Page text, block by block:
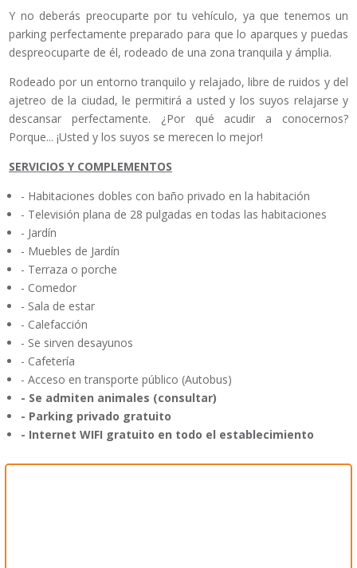
Y no deberás preocuparte por tu vehículo, ya que tenemos un
parking perfectamente preparado para que lo aparques y puedas
despreocuparte de él, rodeado de una zona tranquila y ámplia.
Rodeado por un entorno tranquilo y relajado, libre de ruidos y del
ajetreo de la ciudad, le permitirá a usted y los suyos relajarse y
descansar perfectamente. ¿Por qué acudir a conocernos?
Porque... ¡Usted y los suyos se merecen lo mejor!
SERVICIOS Y COMPLEMENTOS
- Habitaciones dobles con baño privado en la habitación
- Televisión plana de 28 pulgadas en todas las habitaciones
- Jardín
- Muebles de Jardín
- Terraza o porche
- Comedor
- Sala de estar
- Calefacción
- Se sirven desayunos
- Cafetería
- Acceso en transporte público (Autobus)
- Se admiten animales (consultar)
- Parking privado gratuito
- Internet WIFI gratuito en todo el establecimiento